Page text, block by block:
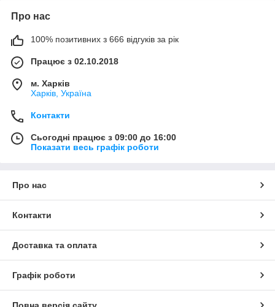
Про нас
100% позитивних з 666 відгуків за рік
Працює з 02.10.2018
м. Харків
Харків, Україна
Контакти
Сьогодні працює з 09:00 до 16:00
Показати весь графік роботи
Про нас
Контакти
Доставка та оплата
Графік роботи